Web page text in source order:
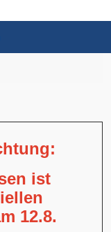
ist
12.8.